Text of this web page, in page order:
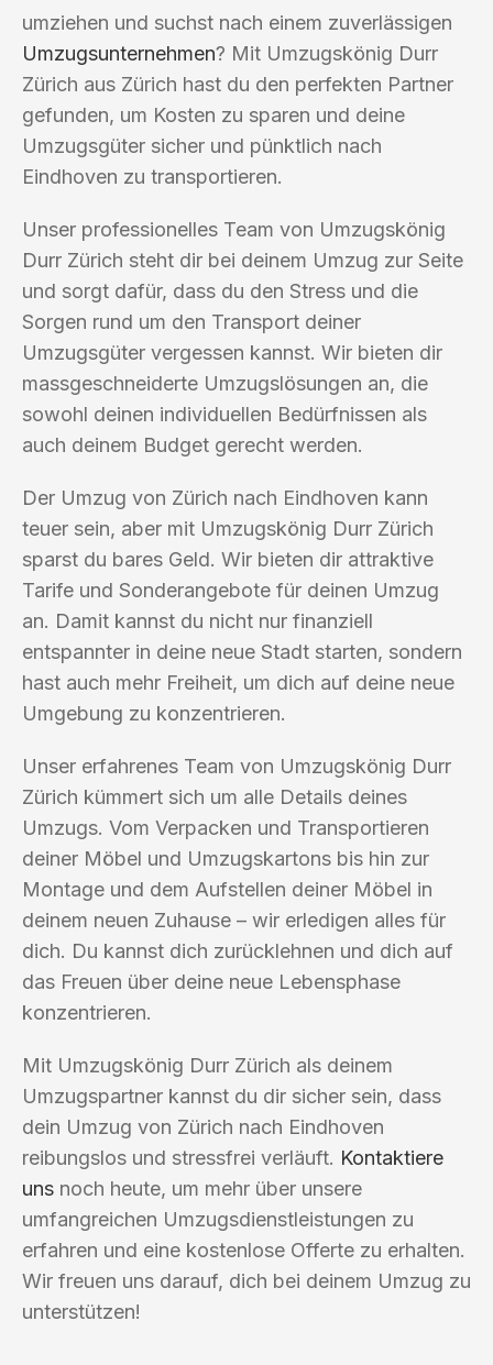
umziehen und suchst nach einem zuverlässigen
Umzugsunternehmen? Mit Umzugskönig Durr
Zürich aus Zürich hast du den perfekten Partner
gefunden, um Kosten zu sparen und deine
Umzugsgüter sicher und pünktlich nach
Eindhoven zu transportieren.
Unser professionelles Team von Umzugskönig
Durr Zürich steht dir bei deinem Umzug zur Seite
und sorgt dafür, dass du den Stress und die
Sorgen rund um den Transport deiner
Umzugsgüter vergessen kannst. Wir bieten dir
massgeschneiderte Umzugslösungen an, die
sowohl deinen individuellen Bedürfnissen als
auch deinem Budget gerecht werden.
Der Umzug von Zürich nach Eindhoven kann
teuer sein, aber mit Umzugskönig Durr Zürich
sparst du bares Geld. Wir bieten dir attraktive
Tarife und Sonderangebote für deinen Umzug
an. Damit kannst du nicht nur finanziell
entspannter in deine neue Stadt starten, sondern
hast auch mehr Freiheit, um dich auf deine neue
Umgebung zu konzentrieren.
Unser erfahrenes Team von Umzugskönig Durr
Zürich kümmert sich um alle Details deines
Umzugs. Vom Verpacken und Transportieren
deiner Möbel und Umzugskartons bis hin zur
Montage und dem Aufstellen deiner Möbel in
deinem neuen Zuhause – wir erledigen alles für
dich. Du kannst dich zurücklehnen und dich auf
das Freuen über deine neue Lebensphase
konzentrieren.
Mit Umzugskönig Durr Zürich als deinem
Umzugspartner kannst du dir sicher sein, dass
dein Umzug von Zürich nach Eindhoven
reibungslos und stressfrei verläuft. Kontaktiere
uns noch heute, um mehr über unsere
umfangreichen Umzugsdienstleistungen zu
erfahren und eine kostenlose Offerte zu erhalten.
Wir freuen uns darauf, dich bei deinem Umzug zu
unterstützen!